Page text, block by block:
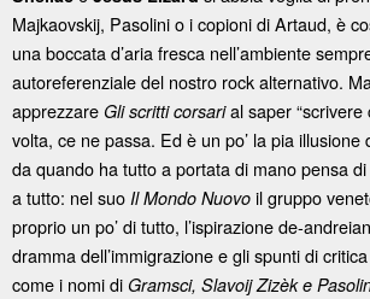
Majkaovskij, Pasolini o i copioni di Artaud, è
una boccata d’aria fresca nell’ambiente
autoreferenziale del nostro rock alternativo.
apprezzare Gli scritti corsarial saper
volta, ce ne passa. Ed è un po’ la pia illusione
da quando ha tutto a portata di mano pensa
a tutto: nel suo Il Mondo Nuovo il gruppo
proprio un po’ di tutto, l’ispirazione de-
dramma dell’immigrazione e gli spunti di
come i nomi di Gramsci, Slavoij Zizèk e